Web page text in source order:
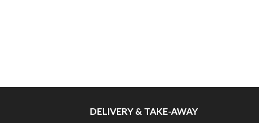
DELIVERY & TAKE-AWAY